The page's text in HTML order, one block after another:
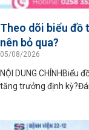
Theo dõi biểu đồ
nên bỏ qua?
05/08/2026
NỘI DUNG CHÍNHBiểu
tăng trưởng định